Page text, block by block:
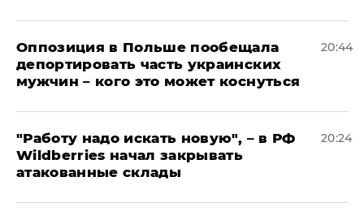
Оппозиция в Польше пообещала
депортировать часть украинских
мужчин – кого это может коснуться
20:44
"Работу надо искать новую", – в РФ
Wildberries начал закрывать
атакованные склады
20:24